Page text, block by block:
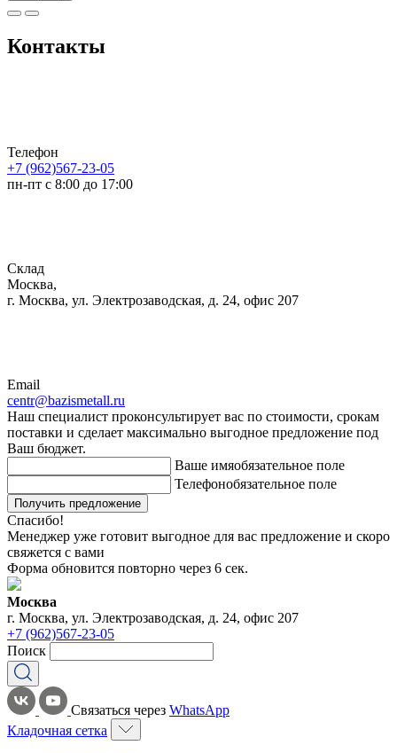
Контакты
Телефон
+7 (962)567-23-05
пн-пт с 8:00 до 17:00
Склад
Москва,
г. Москва, ул. Электрозаводская, д. 24, офис 207
Email
centr@bazismetall.ru
Наш специалист проконсультирует вас по стоимости, срокам
поставки и сделает максимально выгодное предложение под
Ваш бюджет.
Ваше имяобязательное поле
Телефонобязательное поле
Получить предложение
Спасибо!
Менеджер уже готовит выгодное для вас предложение и скоро
свяжется с вами
Форма обновится повторно через 6 сек.
Москва
г. Москва, ул. Электрозаводская, д. 24, офис 207
+7 (962)567-23-05
Поиск
Связаться через WhatsApp
Кладочная сетка